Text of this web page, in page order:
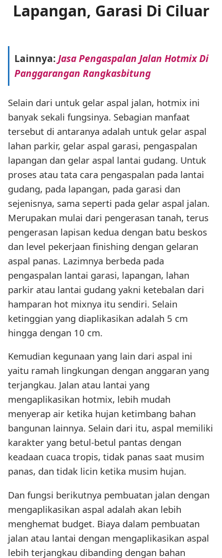
Lapangan, Garasi Di Ciluar
Lainnya:Jasa Pengaspalan Jalan Hotmix Di
Panggarangan Rangkasbitung
Selain dari untuk gelar aspal jalan, hotmix ini
banyak sekali fungsinya. Sebagian manfaat
tersebut di antaranya adalah untuk gelar aspal
lahan parkir, gelar aspal garasi, pengaspalan
lapangan dan gelar aspal lantai gudang. Untuk
proses atau tata cara pengaspalan pada lantai
gudang, pada lapangan, pada garasi dan
sejenisnya, sama seperti pada gelar aspal jalan.
Merupakan mulai dari pengerasan tanah, terus
pengerasan lapisan kedua dengan batu beskos
dan level pekerjaan finishing dengan gelaran
aspal panas. Lazimnya berbeda pada
pengaspalan lantai garasi, lapangan, lahan
parkir atau lantai gudang yakni ketebalan dari
hamparan hot mixnya itu sendiri. Selain
ketinggian yang diaplikasikan adalah 5 cm
hingga dengan 10 cm.
Kemudian kegunaan yang lain dari aspal ini
yaitu ramah lingkungan dengan anggaran yang
terjangkau. Jalan atau lantai yang
mengaplikasikan hotmix, lebih mudah
menyerap air ketika hujan ketimbang bahan
bangunan lainnya. Selain dari itu, aspal memiliki
karakter yang betul-betul pantas dengan
keadaan cuaca tropis, tidak panas saat musim
panas, dan tidak licin ketika musim hujan.
Dan fungsi berikutnya pembuatan jalan dengan
mengaplikasikan aspal adalah akan lebih
menghemat budget. Biaya dalam pembuatan
jalan atau lantai dengan mengaplikasikan aspal
lebih terjangkau dibanding dengan bahan